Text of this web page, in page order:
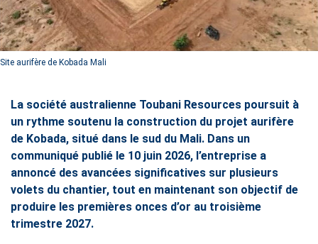
Site aurifère de Kobada Mali
La société australienne Toubani Resources poursuit à
un rythme soutenu la construction du projet aurifère
de Kobada, situé dans le sud du Mali. Dans un
communiqué publié le 10 juin 2026, l’entreprise a
annoncé des avancées significatives sur plusieurs
volets du chantier, tout en maintenant son objectif de
produire les premières onces d’or au troisième
trimestre 2027.